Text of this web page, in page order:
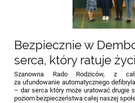
Bezpiecznie w
serca, który ratuje
Szanowna Rado Rodziców, z
za ufundowanie automatycznego
– dar serca który może uratować drugie
poziom bezpieczeństwa całej naszej